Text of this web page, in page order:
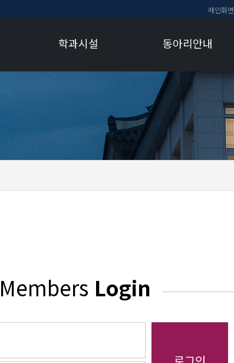
메인화면
학과시설 동아리안내
Members Login